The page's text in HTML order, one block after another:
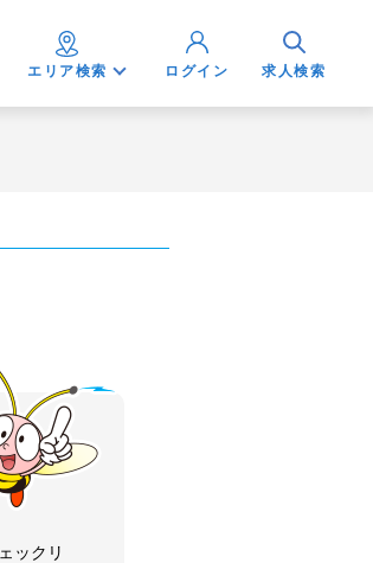
エリア検索 ログイン 求人検索
ックリ